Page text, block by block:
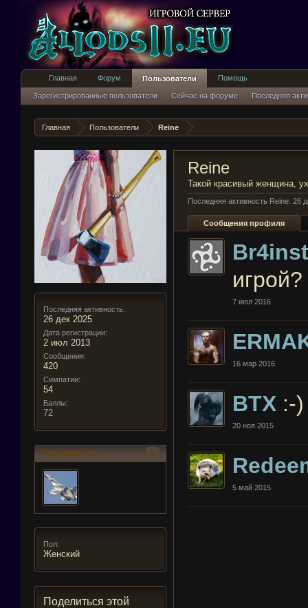
Главная Пользователи Reine
Последняя активность:
26 дек 2025
Дата регистрации:
2 июл 2013
Сообщения:
420
Симпатии:
54
Баллы:
72
Подписавшиеся 1
Пол:
Женский
Поделиться этой
Reine
Такой красивый женщина,
Последняя активность Reine: 26
Сообщения профиля
игрой?
7 июл 2016
16 мар 2016
BTX :-)
20 ноя 2015
5 май 2015
Главная Форум Пользователи
Зарегистрированные пользователи Сейчас на форуме Последняя
Помощь